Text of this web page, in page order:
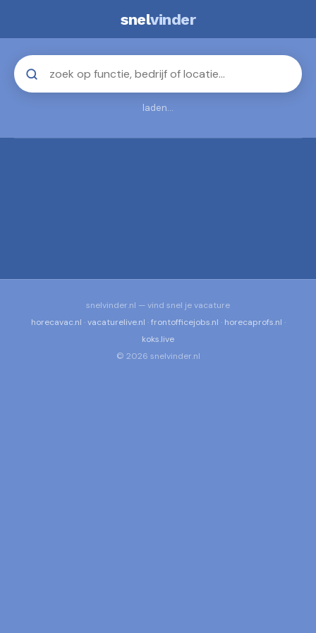
snelvinder
laden...
snelvinder.nl — vind snel je vacature
horecavac.nl ·vacaturelive.nl ·frontofficejobs.nl · horecaprofs.nl ·
koks.live
© 2026 snelvinder.nl